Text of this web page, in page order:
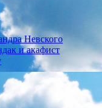
Невского
и акафист